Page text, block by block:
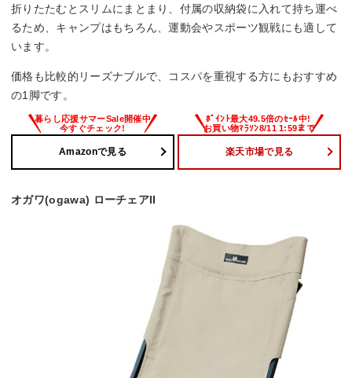
折りたたむとスリムにまとまり、付属の収納袋に入れて持ち運べ
るため、キャンプはもちろん、運動会やスポーツ観戦にも適して
います。
価格も比較的リーズナブルで、コスパを重視する方にもおすすめ
の1脚です。
Amazonで見る 楽天市場で見る
オガワ(ogawa) ローチェアII